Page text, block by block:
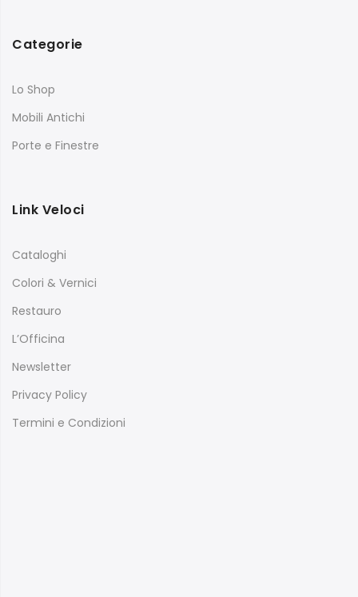
Categorie
Lo Shop
Mobili Antichi
Porte e Finestre
Link Veloci
Cataloghi
Colori & Vernici
Restauro
L’Officina
Newsletter
Privacy Policy
Termini e Condizioni